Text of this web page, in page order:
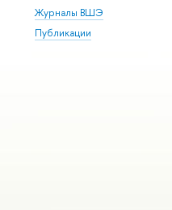
Журналы ВШЭ
Публикации